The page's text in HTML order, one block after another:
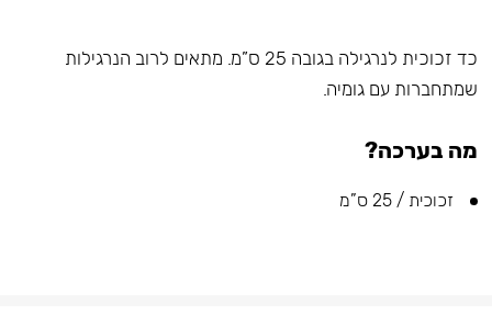
כד זכוכית לנרגילה בגובה 25 ס”מ. מתאים לרוב הנרגילות
שמתחברות עם גומיה.
מה בערכה?
זכוכית / 25 ס”מ